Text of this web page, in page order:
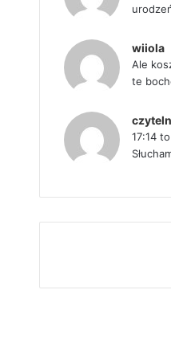
wiiola
Ale
te
17:14